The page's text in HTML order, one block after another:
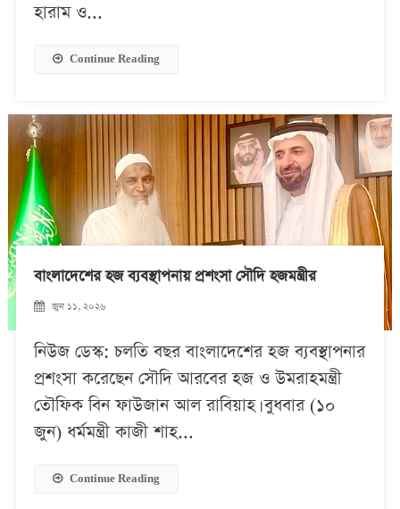
হারাম ও...
Continue Reading
বাংলাদেশের হজ ব্যবস্থাপনায় প্রশংসা সৌদি হজমন্ত্রীর
জুন ১১, ২০২৬
নিউজ ডেস্ক: চলতি বছর বাংলাদেশের হজ ব্যবস্থাপনার
প্রশংসা করেছেন সৌদি আরবের হজ ও উমরাহমন্ত্রী
তৌফিক বিন ফাউজান আল রাবিয়াহ। বুধবার (১০
জুন) ধর্মমন্ত্রী কাজী শাহ...
Continue Reading